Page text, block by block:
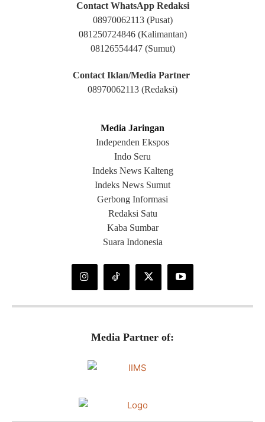
Contact WhatsApp Redaksi
08970062113 (Pusat)
081250724846 (Kalimantan)
08126554447 (Sumut)
Contact Iklan/Media Partner
08970062113 (Redaksi)
Media Jaringan
Independen Ekspos
Indo Seru
Indeks News Kalteng
Indeks News Sumut
Gerbong Informasi
Redaksi Satu
Kaba Sumbar
Suara Indonesia
Media Partner of: